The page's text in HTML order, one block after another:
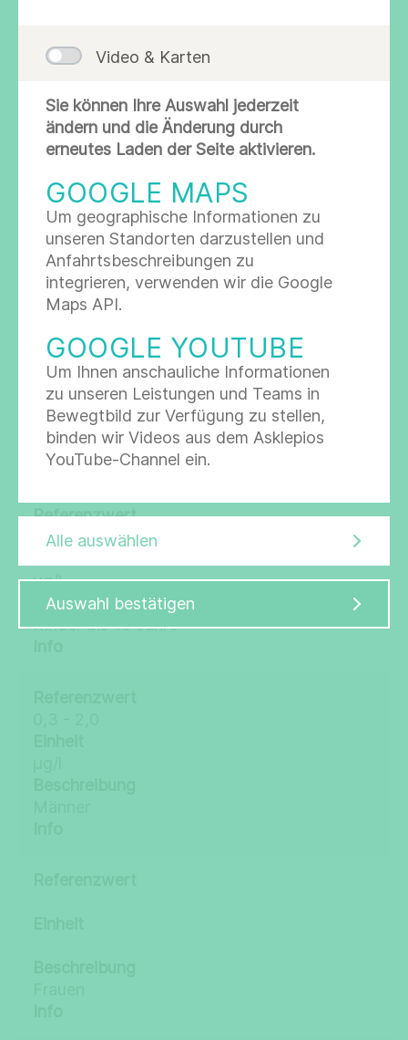
Wegen starker Schwankungen während des
frühmorgens (ca. 8 Uhr) bzw. in der
Follikelphase abgenommen werden.
Referenzwerte
9,0 - 50,0
Einheit
µg/l
Beschreibung
Neugeborene
Info
Referenzwert
< 1,2
µg/l
Beschreibung
Kinderbis 10 Jahre
Video & Karten
Sie können Ihre Auswahl jederzeit
ändern und die Änderung durch
erneutes Laden der Seite aktivieren.
GOOGLE MAPS
Um geographische Informationen zu
unseren Standorten darzustellen und
Anfahrtsbeschreibungen zu
integrieren, verwenden wir die Google
Maps API.
GOOGLE YOUTUBE
Um Ihnen anschauliche Informationen
zu unseren Leistungen und Teams in
Bewegtbild zur Verfügung zu stellen,
binden wir Videos aus dem Asklepios
YouTube-Channel ein.
Alle auswählen
Auswahl bestätigen